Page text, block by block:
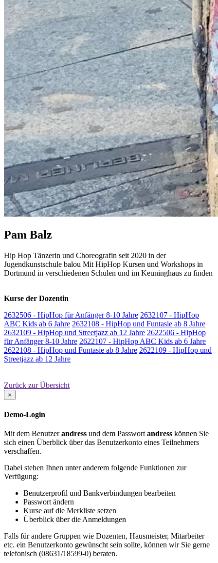
Pam Balz
Hip Hop Tänzerin und Choreografin seit 2020 in der
Jugendkunstschule balou Mit HipHop Kursen und Workshops in
Dortmund in verschiedenen Schulen und im Keuninghaus zu finden
Kurse der Dozentin
2632506 - HipHop für Anfänger 8-10 Jahre 2632107 - HipHop
ABC Kids ab 6 Jahre 2632108 - HipHop und Funtasie ab 8 Jahre
2632109 - HipHop und Streetjazz ab 12 Jahre 2622506 - HipHop
für Anfänger 8-10 Jahre 2622107 - HipHop ABC Kids ab 6 Jahre
2622108 - HipHop und Funtasie ab 8 Jahre 2622109 - HipHop und
Streetjazz ab 12 Jahre
Zurück zur Übersicht
×
Demo-Login
Mit dem Benutzerandress und dem Passwort andress können Sie
sich einen Überblick über das Benutzerkonto eines Teilnehmers
verschaffen.
Dabei stehen Ihnen unter anderem folgende Funktionen zur
Verfügung:
Benutzerprofil und Bankverbindungen bearbeiten
Passwort ändern
Kurse auf die Merkliste setzen
Überblick über die Anmeldungen
Falls für andere Gruppen wie Dozenten, Hausmeister, Mitarbeiter
etc. ein Benutzerkonto gewünscht sein sollte, können wir Sie gerne
telefonisch (08631/18599-0) beraten.